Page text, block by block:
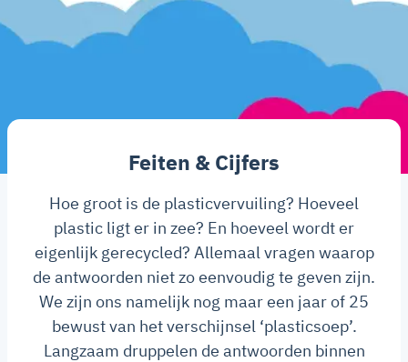
Feiten & Cijfers
Hoe groot is de plasticvervuiling? Hoeveel
plastic ligt er in zee? En hoeveel wordt er
eigenlijk gerecycled? Allemaal vragen waarop
de antwoorden niet zo eenvoudig te geven zijn.
We zijn ons namelijk nog maar een jaar of 25
bewust van het verschijnsel ‘plasticsoep’.
Langzaam druppelen de antwoorden binnen